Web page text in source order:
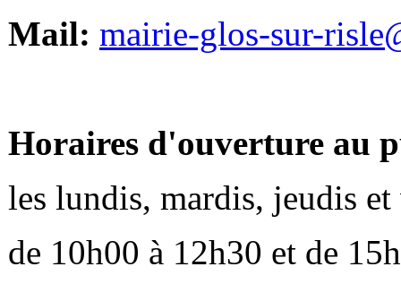
Mail: mairie-glos-sur-
Horaires d'ouverture au
les lundis, mardis, jeudis et
de 10h00 à 12h30 et de